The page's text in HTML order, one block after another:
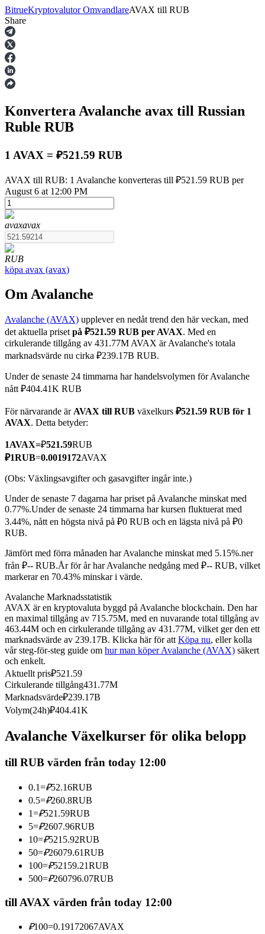
Terminer
USDT Futures
Futures med USDT som säkerhet
COIN-M Futures
Futures för kryptovaluta
TradFi
USDC Futures
Kopiera Trading
Gå med de bästa handlarna
Bli en Copy Trader
Njut av vinstdelning och kopieringshandelsprovisioner
BitrueKryptovalutor OmvandlareAVAX till RUB
Share
Konvertera Avalanche avax till Russian
Ruble RUB
1 AVAX = ₽521.59 RUB
AVAX till RUB: 1 Avalanche konverteras till ₽521.59 RUB per
August 6 at 12:00 PM
avaxavax
RUB
köpa avax (avax)
Om Avalanche
Avalanche (AVAX) upplever en nedåt trend den här veckan, med
det aktuella priset på ₽521.59 RUB per AVAX. Med en
cirkulerande tillgång av 431.77M AVAX är Avalanche's totala
marknadsvärde nu cirka ₽239.17B RUB.
Under de senaste 24 timmarna har handelsvolymen för Avalanche
nått ₽404.41K RUB
För närvarande är AVAX till RUB växelkurs ₽521.59 RUB för 1
AVAX. Detta betyder:
1AVAX=₽521.59RUB
₽1RUB=0.0019172AVAX
(Obs: Växlingsavgifter och gasavgifter ingår inte.)
Under de senaste 7 dagarna har priset på Avalanche minskat med
0.77%.Under de senaste 24 timmarna har kursen fluktuerat med
3.44%, nått en högsta nivå på ₽0 RUB och en lägsta nivå på ₽0
RUB.
Jämfört med förra månaden har Avalanche minskat med 5.15%.ner
från ₽-- RUB.År för år har Avalanche nedgång med ₽-- RUB, vilket
markerar en 70.43% minskar i värde.
Avalanche Marknadsstatistik
AVAX är en kryptovaluta byggd på Avalanche blockchain. Den har
en maximal tillgång av 715.75M, med en nuvarande total tillgång av
463.44M och en cirkulerande tillgång av 431.77M, vilket ger den ett
marknadsvärde av 239.17B. Klicka här för att Köpa nu, eller kolla
vår steg-för-steg guide om hur man köper Avalanche (AVAX) säkert
och enkelt.
Aktuellt pris₽521.59
Cirkulerande tillgång431.77M
Marknadsvärde₽239.17B
Volym(24h)₽404.41K
Avalanche Växelkurser för olika belopp
till RUB värden från today 12:00
0.1=₽52.16RUB
0.5=₽260.8RUB
1=₽521.59RUB
5=₽2607.96RUB
10=₽5215.92RUB
50=₽26079.61RUB
100=₽52159.21RUB
500=₽260796.07RUB
till AVAX värden från today 12:00
₽100=0.19172067AVAX